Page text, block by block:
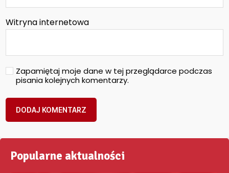
Witryna internetowa
Zapamiętaj moje dane w tej przeglądarce podczas
pisania kolejnych komentarzy.
Popularne aktualności